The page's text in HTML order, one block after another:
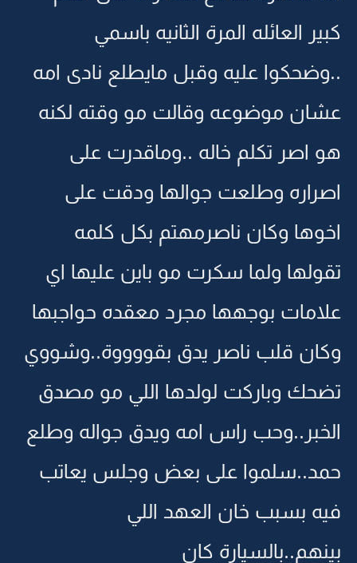
كبير العائله المرة الثانيه باسمي
..وضحكوا عليه وقبل مايطلع نادى امه
عشان موضوعه وقالت مو وقته لكنه
هو اصر تكلم خاله ..وماقدرت على
اصراره وطلعت جوالها ودقت على
اخوها وكان ناصرمهتم بكل كلمه
تقولها ولما سكرت مو باين عليها اي
علامات بوجهها مجرد معقده حواجبها
وكان قلب ناصر يدق بقووووة..وشووي
تضحك وباركت لولدها اللي مو مصدق
الخبر..وحب راس امه ويدق جواله وطلع
حمد..سلموا على بعض وجلس يعاتب
فيه بسبب خان العهد اللي
بينهم..بالسيارة كان